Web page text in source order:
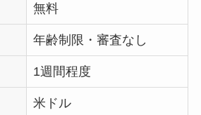
無料
年齢制限・審査なし
1週間程度
米ドル